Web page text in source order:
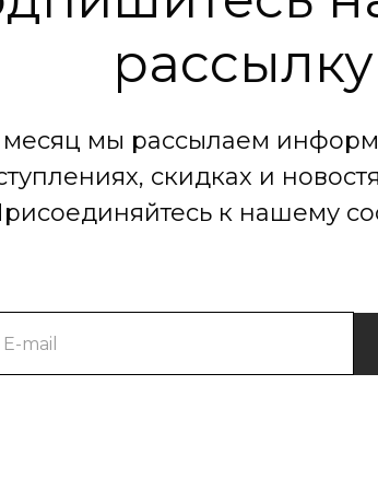
рассылку
месяц мы рассылаем
скидках и
к нашему